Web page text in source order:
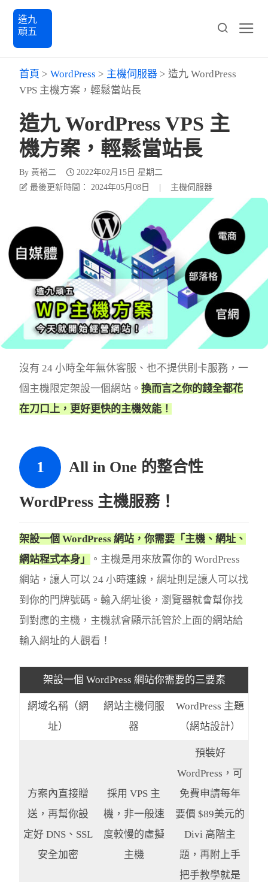
造九
頑五
首頁 > WordPress > 主機伺服器 > 造九 WordPress
VPS 主機方案，輕鬆當站長
造九 WordPress VPS 主
機方案，輕鬆當站長
By 黃裕二
2022年02月15日 星期二
最後更新時間： 2024年05月08日
主機伺服器
沒有 24 小時全年無休客服、也不提供刷卡服務，一
個主機限定架設一個網站。 換而言之你的錢全都花
在刀口上，更好更快的主機效能！
All in One 的整合性
WordPress 主機服務！
架設一個 WordPress 網站，你需要「主機、網址、
網站程式本身」
。主機是用來放置你的 WordPress
網站，讓人可以 24 小時連線，網址則是讓人可以找
到你的門牌號碼。輸入網址後，瀏覽器就會幫你找
到對應的主機，主機就會顯示託管於上面的網站給
輸入網址的人觀看！
架設一個 WordPress 網站你需要的三要素
網域名稱（網
址）
網站主機伺服
器
WordPress 主題
（網站設計）
方案內直接贈
送，再幫你設
定好 DNS、SSL
安全加密
採用 VPS 主
機，非一般速
度較慢的虛擬
主機
預裝好
WordPress，可
免費申請每年
要價 $89美元的
Divi 高階主
題，再附上手
把手教學就是